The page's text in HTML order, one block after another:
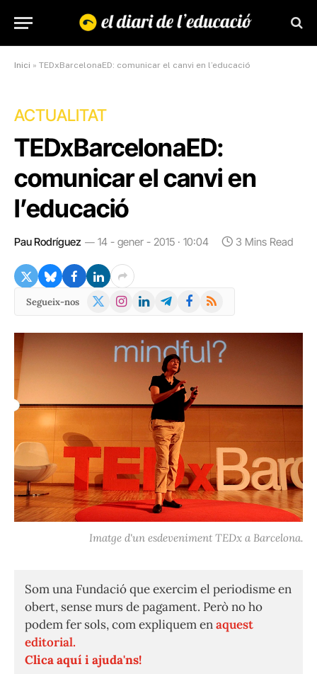
Inici » TEDxBarcelonaED: comunicar el canvi en l’educació
ACTUALITAT
TEDxBarcelonaED:
comunicar el canvi en
l’educació
Pau Rodríguez 14 - gener - 2015 · 10:04 3 Mins Read
Segueix-nos
X
Instagram
LinkedInTelegramFacebook
RSS
Imatge d'un esdeveniment TEDx a Barcelona.
Som una Fundació que exercim el periodisme en
obert, sense murs de pagament. Però no ho
podem fer sols, com expliquem enaquest
editorial.
Clica aquí i ajuda'ns!